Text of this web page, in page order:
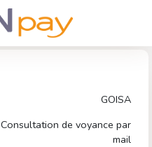
GOISA
Consultation de voyance par
mail